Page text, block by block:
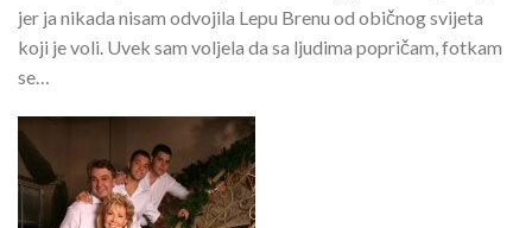
jer ja nikada nisam odvojila Lepu Brenu od običnog svijeta
koji je voli. Uvek sam voljela da sa ljudima popričam, fotkam
se…